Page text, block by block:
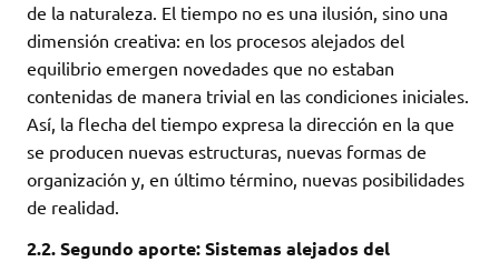
de la naturaleza. El tiempo no es una ilusión, sino una
dimensión creativa: en los procesos alejados del
equilibrio emergen novedades que no estaban
contenidas de manera trivial en las condiciones iniciales.
Así, la flecha del tiempo expresa la dirección en la que
se producen nuevas estructuras, nuevas formas de
organización y, en último término, nuevas posibilidades
de realidad.
2.2. Segundo aporte: Sistemas alejados del